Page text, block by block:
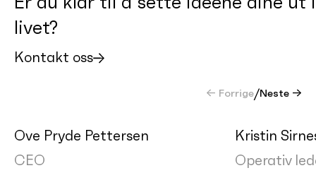
livet?
Kontakt oss
← Forrige/Neste →
Ove Pryde Pettersen
CEO
Kristin
Operativ